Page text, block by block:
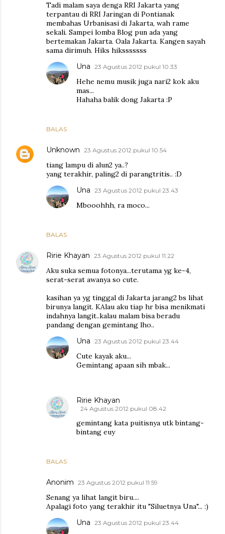
Tadi malam saya denga RRI Jakarta yang
terpantau di RRI Jaringan di Pontianak
membahas Urbanisasi di Jakarta, wah rame
sekali. Sampei lomba Blog pun ada yang
bertemakan Jakarta. Oala Jakarta. Kangen sayah
sama dirimuh. Hiks hiksssssss
BALAS
Una 23 Agustus 2012 pukul 10.33
Hehe nemu musik juga nari2 kok aku
mas...
Hahaha balik dong Jakarta :P
Unknown 23 Agustus 2012 pukul 10.54
tiang lampu di alun2 ya..?
yang terakhir, paling2 di parangtritis.. :D
BALAS
Una 23 Agustus 2012 pukul 23.43
Mbooohhh, ra moco...
Ririe Khayan 23 Agustus 2012 pukul 11.22
Aku suka semua fotonya...terutama yg ke-4,
serat-serat awanya so cute.
kasihan ya yg tinggal di Jakarta jarang2 bs lihat
birunya langit. KAlau aku tiap hr bisa menikmati
indahnya langit..kalau malam bisa beradu
pandang dengan gemintang lho..
BALAS
Una 23 Agustus 2012 pukul 23.44
Cute kayak aku...
Gemintang apaan sih mbak...
Ririe Khayan
24 Agustus 2012 pukul 08.42
gemintang kata puitisnya utk bintang-
bintang euy
Anonim 23 Agustus 2012 pukul 11.59
Senang ya lihat langit biru....
Apalagi foto yang terakhir itu "Siluetnya Una"... :)
Una 23 Agustus 2012 pukul 23.44